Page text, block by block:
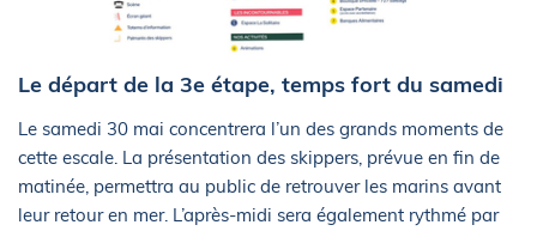
Le départ de la 3e étape, temps fort du samedi
Le samedi 30 mai concentrera l’un des grands moments de
cette escale. La présentation des skippers, prévue en fin de
matinée, permettra au public de retrouver les marins avant
leur retour en mer. L’après-midi sera également rythmé par